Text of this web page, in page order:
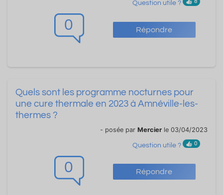
0 Répondre
Question utile ? 8
0 Répondre
Quels sont les programme nocturnes pour
une cure thermale en 2023 à Amnéville-les-
thermes ?
- posée par Mercier le 03/04/2023
Question utile ? 0